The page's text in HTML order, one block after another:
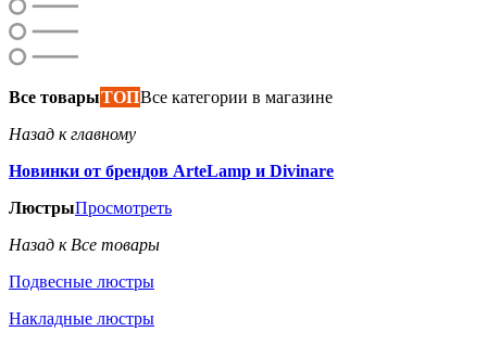
Все товарыТОПВсе категории в магазине
Назад к главному
Новинки от брендов ArteLamp и Divinare
ЛюстрыПросмотреть
Назад к Все товары
Подвесные люстры
Накладные люстры